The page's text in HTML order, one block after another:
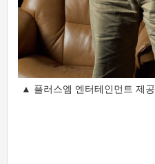
▲ 플러스엠 엔터테인먼트 제공